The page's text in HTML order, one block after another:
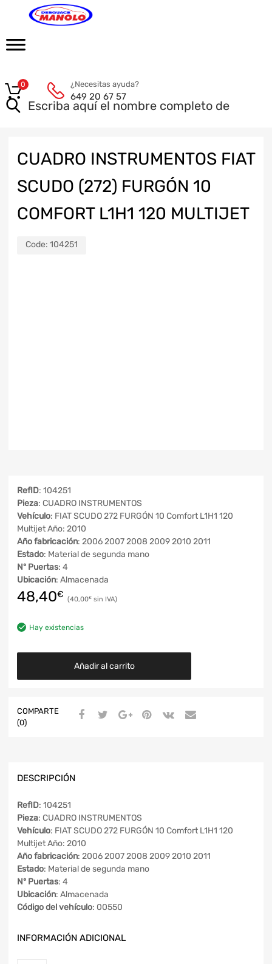
¿Necesitas ayuda?
649 20 67 57
0
CUADRO INSTRUMENTOS FIAT
SCUDO (272) FURGÓN 10
COMFORT L1H1 120 MULTIJET
Code: 104251
RefID: 104251
Pieza: CUADRO INSTRUMENTOS
Vehículo: FIAT SCUDO 272 FURGÓN 10 Comfort L1H1 120
Multijet Año: 2010
Año fabricación: 2006 2007 2008 2009 2010 2011
Estado: Material de segunda mano
Nº Puertas: 4
Ubicación: Almacenada
48,40€ 40,00€
Hay existencias
Añadir al carrito
COMPARTE
(0)
DESCRIPCIÓN
RefID: 104251
Pieza: CUADRO INSTRUMENTOS
Vehículo: FIAT SCUDO 272 FURGÓN 10 Comfort L1H1 120
Multijet Año: 2010
Año fabricación: 2006 2007 2008 2009 2010 2011
Estado: Material de segunda mano
Nº Puertas: 4
Ubicación: Almacenada
Código del vehículo: 00550
INFORMACIÓN ADICIONAL